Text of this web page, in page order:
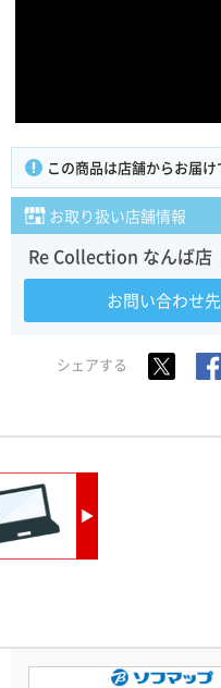
この商品は店舗からお届け
お取り扱い店舗情報
Re Collection なんば店
お問い合わせ先
シェアする